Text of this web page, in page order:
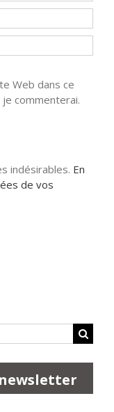
Web dans ce
commenterai.
indésirables. En
de vos